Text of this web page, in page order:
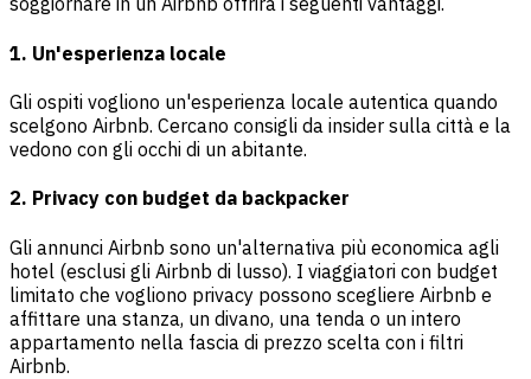
1. Un'esperienza locale
Gli ospiti vogliono un'esperienza locale autentica quando
scelgono Airbnb. Cercano consigli da insider sulla città e la
vedono con gli occhi di un abitante.
2. Privacy con budget da backpacker
Gli annunci Airbnb sono un'alternativa più economica agli
hotel (esclusi gli Airbnb di lusso). I viaggiatori con budget
limitato che vogliono privacy possono scegliere Airbnb e
affittare una stanza, un divano, una tenda o un intero
appartamento nella fascia di prezzo scelta con i filtri
Airbnb.